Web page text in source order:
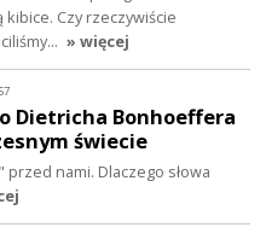
kibice. Czy rzeczywiście
» więcej
Dietricha Bonhoeffera
świecie
nami. Dlaczego słowa